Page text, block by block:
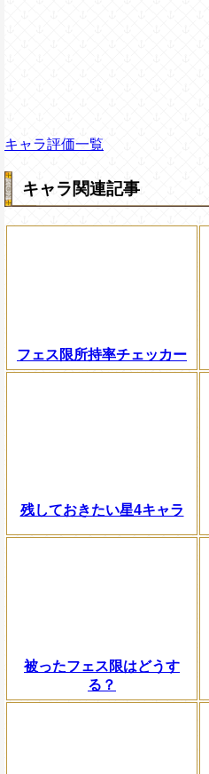
キャラ評価一覧
キャラ関連記事
フェス限所持率チェッカー
残しておきたい星4キャラ
被ったフェス限はどうす
る？